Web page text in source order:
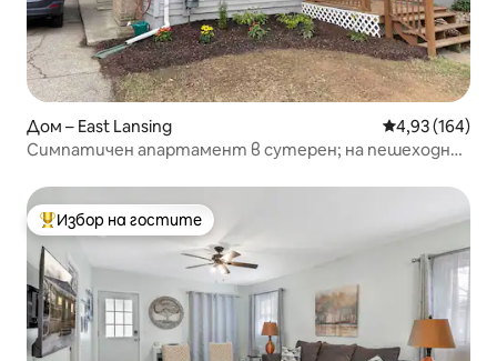
Дом – East Lansing Средна
4,93 (164)
Симпатичен апартамент в сутерен; на пешеходно
Най-популярен избор на гостите
Избор на гостите